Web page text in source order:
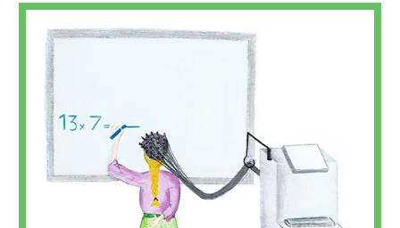
Mojtaba Soltanlou
Christina Artemenko
Istituto Europeo Leopardi
年龄 11–12